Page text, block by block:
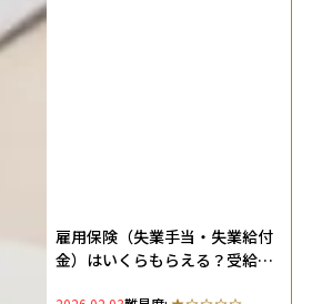
雇用保険（失業手当・失業給付
金）はいくらもらえる？受給条